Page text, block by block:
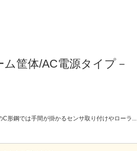
筐体/AC電源タイプ－
形鋼では手間が掛かるセンサ取り付けやローラ...